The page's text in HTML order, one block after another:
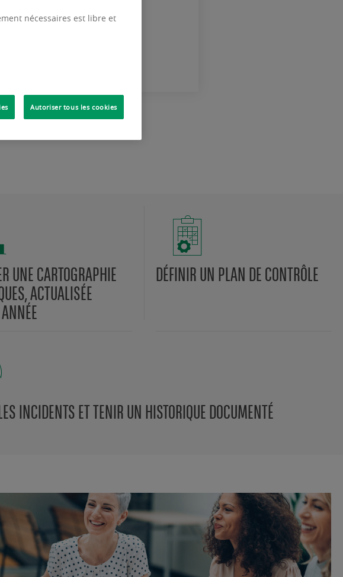
UNE CARTOGRAPHIE
ACTUALISÉE
DÉFINIR UN PLAN DE CONTRÔLE
INCIDENTS ET TENIR UN HISTORIQUE DOCUMENTÉ
nécessaires est libre et
Autoriser tous les cookies